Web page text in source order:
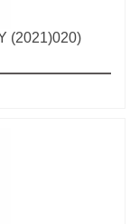
(2021)020)